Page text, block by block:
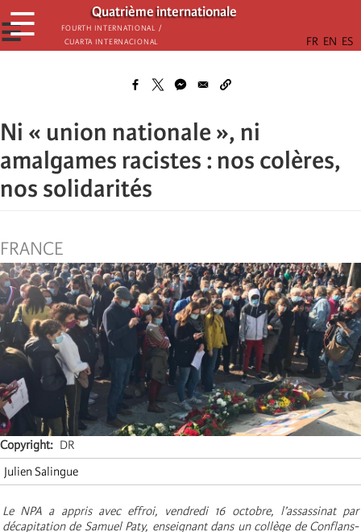
Aller
au
contenu
Quatrième internationale
Fourth International /
Cuarta Internacional
☰
☰
Ni « union nationale », ni
amalgames racistes : nos colères,
nos solidarités
FRANCE
Copyright
DR
Julien Salingue
Le NPA a appris avec effroi, vendredi 16 octobre, l’assassinat par
décapitation de Samuel Paty, enseignant dans un collège de Conflans-